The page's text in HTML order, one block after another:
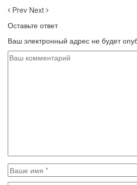
Prev Next
Оставьте ответ
Ваш электронный адрес не будет